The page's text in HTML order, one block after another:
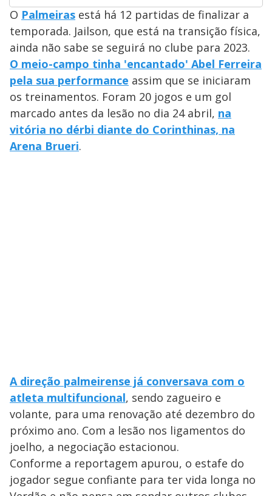
O Palmeiras está há 12 partidas de finalizar a
temporada. Jailson, que está na transição física,
ainda não sabe se seguirá no clube para 2023.
O meio-campo tinha 'encantado' Abel Ferreira
pela sua performance assim que se iniciaram
os treinamentos. Foram 20 jogos e um gol
marcado antes da lesão no dia 24 abril, na
vitória no dérbi diante do Corinthinas, na
Arena Brueri.
A direção palmeirense já conversava com o
atleta multifuncional, sendo zagueiro e
volante, para uma renovação até dezembro do
próximo ano. Com a lesão nos ligamentos do
joelho, a negociação estacionou.
Conforme a reportagem apurou, o estafe do
jogador segue confiante para ter vida longa no